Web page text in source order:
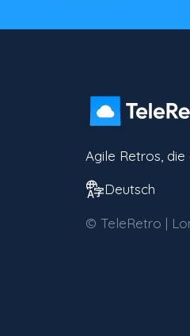
Agile Retros,
Deutsch
© TeleRetro |